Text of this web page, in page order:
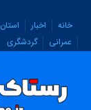
خانه
اخبار استان
عمرانی
گردشگری